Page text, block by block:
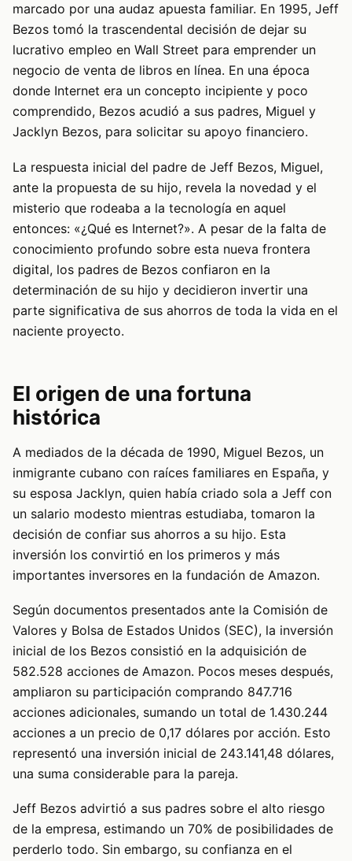
marcado por una audaz apuesta familiar. En 1995, Jeff
Bezos tomó la trascendental decisión de dejar su
lucrativo empleo en Wall Street para emprender un
negocio de venta de libros en línea. En una época
donde Internet era un concepto incipiente y poco
comprendido, Bezos acudió a sus padres, Miguel y
Jacklyn Bezos, para solicitar su apoyo financiero.
La respuesta inicial del padre de Jeff Bezos, Miguel,
ante la propuesta de su hijo, revela la novedad y el
misterio que rodeaba a la tecnología en aquel
entonces: «¿Qué es Internet?». A pesar de la falta de
conocimiento profundo sobre esta nueva frontera
digital, los padres de Bezos confiaron en la
determinación de su hijo y decidieron invertir una
parte significativa de sus ahorros de toda la vida en el
naciente proyecto.
El origen de una fortuna
histórica
A mediados de la década de 1990, Miguel Bezos, un
inmigrante cubano con raíces familiares en España, y
su esposa Jacklyn, quien había criado sola a Jeff con
un salario modesto mientras estudiaba, tomaron la
decisión de confiar sus ahorros a su hijo. Esta
inversión los convirtió en los primeros y más
importantes inversores en la fundación de Amazon.
Según documentos presentados ante la Comisión de
Valores y Bolsa de Estados Unidos (SEC), la inversión
inicial de los Bezos consistió en la adquisición de
582.528 acciones de Amazon. Pocos meses después,
ampliaron su participación comprando 847.716
acciones adicionales, sumando un total de 1.430.244
acciones a un precio de 0,17 dólares por acción. Esto
representó una inversión inicial de 243.141,48 dólares,
una suma considerable para la pareja.
Jeff Bezos advirtió a sus padres sobre el alto riesgo
de la empresa, estimando un 70% de posibilidades de
perderlo todo. Sin embargo, su confianza en el